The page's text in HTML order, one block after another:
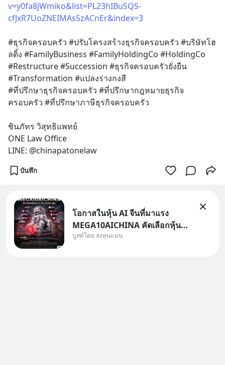
v=y0fa8jWmiko&list=PL23hIBuSQS-
cfJxR7UoZNEIMAs5zACnEr&index=3
#ธุรกิจครอบครัว #ปรับโครงสร้างธุรกิจครอบครัว #บริษัทโฮ
ลดิ้ง #FamilyBusiness #FamilyHoldingCo #HoldingCo
#Restructure #Succession #ธุรกิจครอบครัวยั่งยืน
#Transformation #แปลงร่างกงสี
#ที่ปรึกษาธุรกิจครอบครัว #ที่ปรึกษากฎหมายธุรกิจ
ครอบครัว #ที่ปรึกษาภาษีธุรกิจครอบครัว
ชินภัทร วิสุทธิแพทย์
ONE Law Office
LINE: @chinapatonelaw
บันทึก
โอกาสในหุ้น AI จีนที่มาแรง
MEGA10AICHINA คัดเลือกหุ้น
ใหม่ 9 ตัว เข้ากองทุน.. ครอบคลุม
บูสต์โดย ลงทุนแมน